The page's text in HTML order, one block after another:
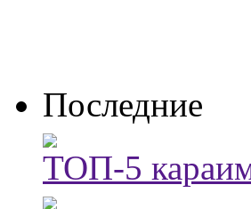
Последние
ТОП-5